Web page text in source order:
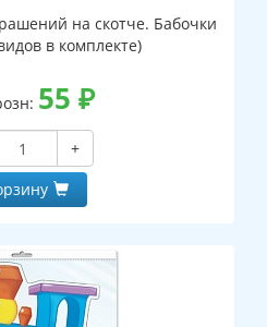
на скотче. Бабочки
в комплекте)
55 ₽
+